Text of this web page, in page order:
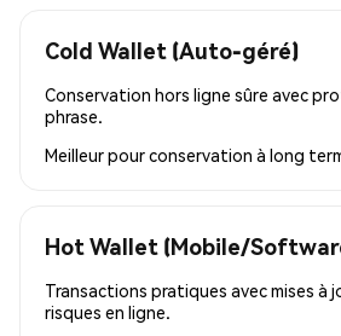
Cold Wallet (Auto-géré)
Conservation hors ligne sûre avec
phrase.
Meilleur pourconservation à long
Hot Wallet (Mobile/
Transactions pratiques avec mises à
risques en ligne.